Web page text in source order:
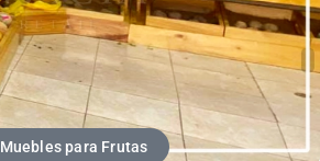
Muebles para Frutas